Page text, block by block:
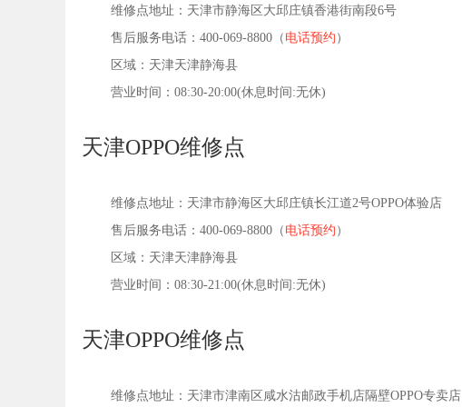
维修点地址：天津市静海区大邱庄镇香港街南段6号
售后服务电话：400-069-8800（电话预约）
区域：天津天津静海县
营业时间：08:30-20:00(休息时间:无休)
天津OPPO维修点
维修点地址：天津市静海区大邱庄镇长江道2号OPPO体验店
售后服务电话：400-069-8800（电话预约）
区域：天津天津静海县
营业时间：08:30-21:00(休息时间:无休)
天津OPPO维修点
维修点地址：天津市津南区咸水沽邮政手机店隔壁OPPO专卖店